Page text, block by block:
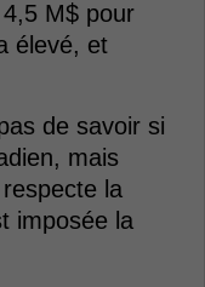
M$ pour
élevé, et
de savoir si
mais
la
imposée la